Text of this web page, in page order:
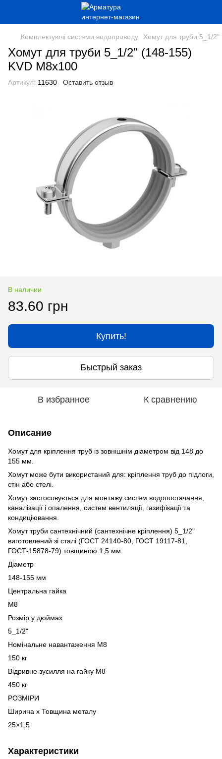
Комплектуючі системи водопроводу Хомут для труби 5_1/
Хомут для труби 5_1/2" (148-155)
KVD М8х100
Артикул: 11630 Оставить отзыв
В наличии
83.60 грн
Купить!
Быстрый заказ
В избранное К сравнению
Описание
Хомут для кріплення труб із зовнішнім діаметром від 148 до
155 мм.
Хомут може бути використаний для: кріплення труб до підлоги,
стін або стелі.
Хомут застосовується для монтажу систем водопостачання,
каналізації і опалення, систем вентиляції, газифікації та
кондиціювання.
Хомут труби сантехнічний (сантехнічне кріплення) 5_1/2"
виготовлений зі сталі (ГОСТ 24140-80, ГОСТ 19117-81,
ГОСТ-15878-79) товщиною 1,5 мм.
Діаметр
148-155 мм
Центральна гайка
М8
Розмір у дюймах
5_1/2"
Номінальне навантаження М8
150 кг
Відривне зусилля на гайку М8
450 кг
РОЗМІРИ
Ширина х Товщина металу
25×1,5
Характеристики